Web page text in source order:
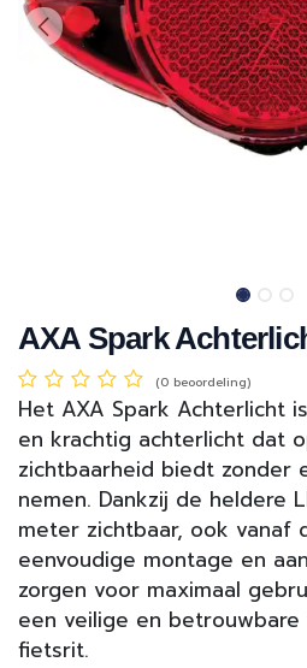
AXA Spark
(0 beoordeling)
Het AXA Spark Achterlicht
en krachtig achterlicht dat
zichtbaarheid biedt zonder
nemen. Dankzij de heldere
meter zichtbaar, ook vanaf
eenvoudige montage en
zorgen voor maximaal
een veilige en
fietsrit.